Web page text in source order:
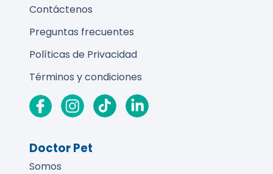
Contáctenos
Preguntas frecuentes
Políticas de Privacidad
Términos y condiciones
Doctor Pet
Somos